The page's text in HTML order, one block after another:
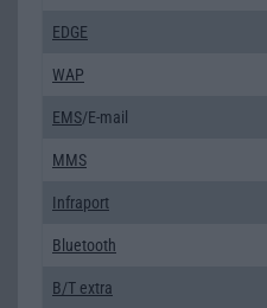
EDGE
WAP
EMS/E-mail
MMS
Infraport
Bluetooth
B/T extra